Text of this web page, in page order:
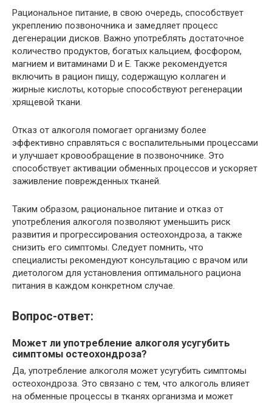
Рациональное питание, в свою очередь, способствует
укреплению позвоночника и замедляет процесс
дегенерации дисков. Важно употреблять достаточное
количество продуктов, богатых кальцием, фосфором,
магнием и витаминами D и Е. Также рекомендуется
включить в рацион пищу, содержащую коллаген и
жирные кислоты, которые способствуют регенерации
хрящевой ткани.
Отказ от алкоголя помогает организму более
эффективно справляться с воспалительными процессами
и улучшает кровообращение в позвоночнике. Это
способствует активации обменных процессов и ускоряет
заживление поврежденных тканей.
Таким образом, рациональное питание и отказ от
употребления алкоголя позволяют уменьшить риск
развития и прогрессирования остеохондроза, а также
снизить его симптомы. Следует помнить, что
специалисты рекомендуют консультацию с врачом или
диетологом для установления оптимального рациона
питания в каждом конкретном случае.
Вопрос-ответ:
Может ли употребление алкоголя усугубить
симптомы остеохондроза?
Да, употребление алкоголя может усугубить симптомы
остеохондроза. Это связано с тем, что алкоголь влияет
на обменные процессы в тканях организма и может